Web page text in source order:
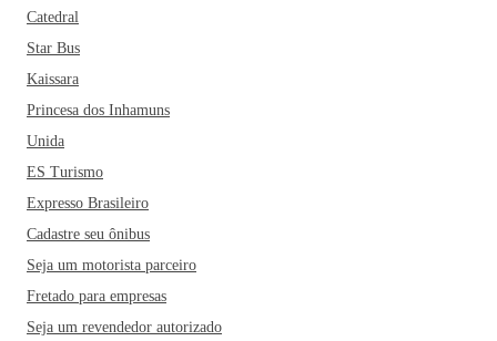
Catedral
Star Bus
Kaissara
Princesa dos Inhamuns
Unida
ES Turismo
Expresso Brasileiro
Cadastre seu ônibus
Seja um motorista parceiro
Fretado para empresas
Seja um revendedor autorizado